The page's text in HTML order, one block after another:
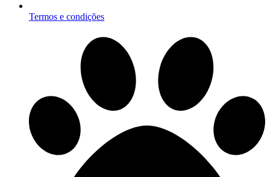
Termos e condições